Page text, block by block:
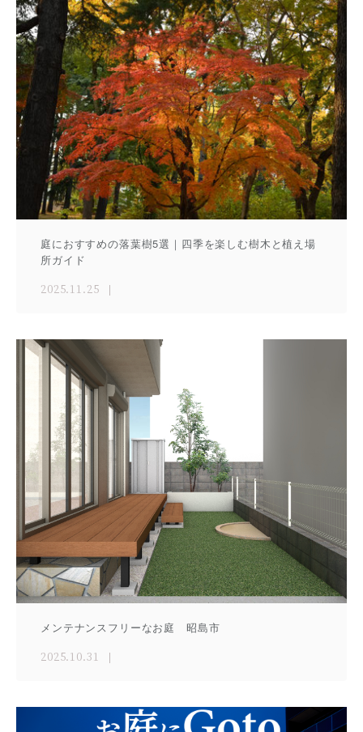
庭におすすめの落葉樹5選｜四季を楽しむ樹木と植え場
所ガイド
2025.11.25
メンテナンスフリーなお庭 昭島市
2025.10.31